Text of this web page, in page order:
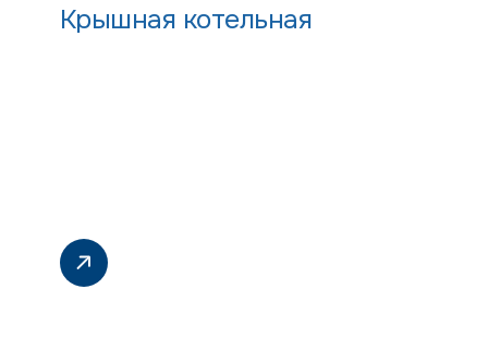
Крышная котельная